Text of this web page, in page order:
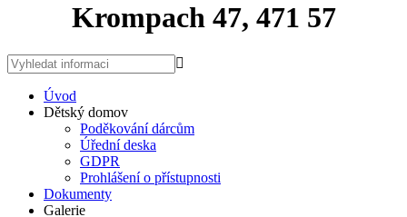
Krompach 47, 471 57
Úvod
Dětský domov
Poděkování dárcům
Úřední deska
GDPR
Prohlášení o přístupnosti
Dokumenty
Galerie